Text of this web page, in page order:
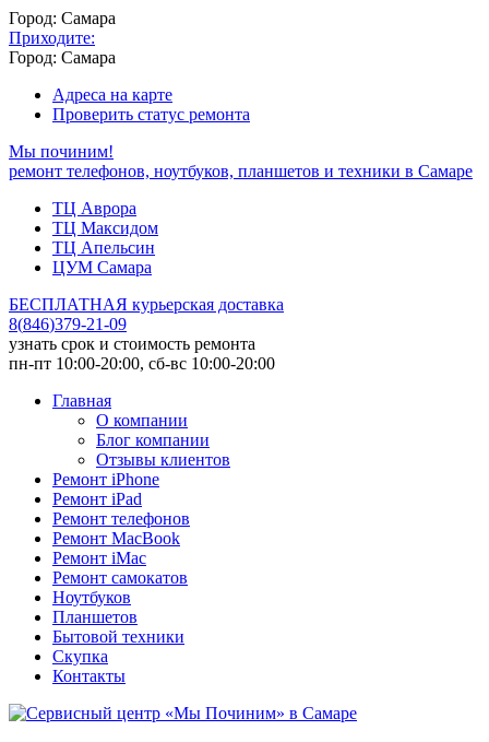
Город: Самара
Приходите:
Город: Самара
Адреса на карте
Проверить статус ремонта
Мы починим!
ремонт телефонов, ноутбуков, планшетов и техники в Самаре
ТЦ Аврора
ТЦ Максидом
ТЦ Апельсин
ЦУМ Самара
БЕСПЛАТНАЯ курьерская доставка
8(846)379-21-09
узнать срок и стоимость ремонта
пн-пт 10:00-20:00, сб-вс 10:00-20:00
Главная
О компании
Блог компании
Отзывы клиентов
Ремонт iPhone
Ремонт iPad
Ремонт телефонов
Ремонт MacBook
Ремонт iMac
Ремонт самокатов
Ноутбуков
Планшетов
Бытовой техники
Скупка
Контакты